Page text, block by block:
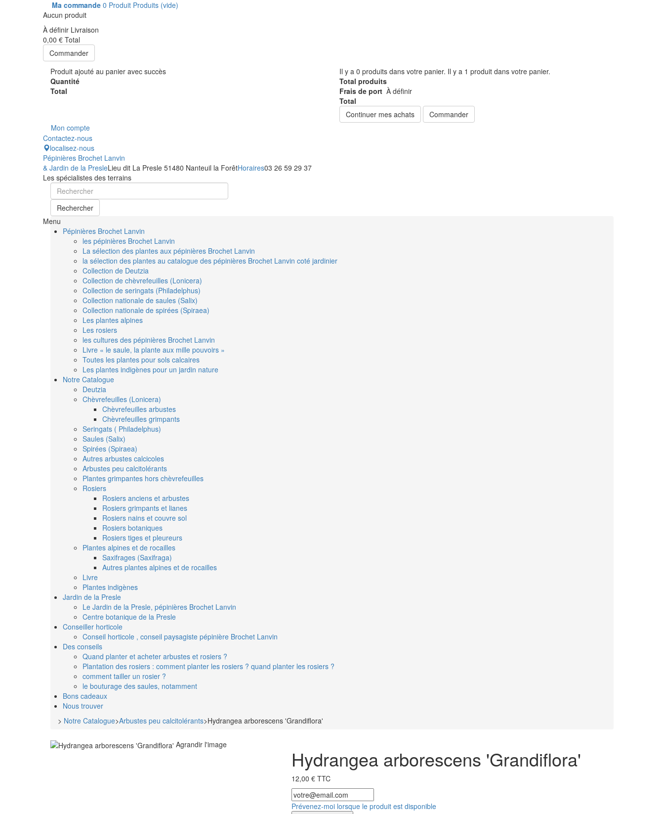
Ma commande 0 Produit Produits (vide)
Aucun produit
À définir Livraison
0,00 € Total
Commander
Produit ajouté au panier avec succès
Quantité
Total
Il y a 0 produits dans votre panier. Il y a 1 produit dans votre panier.
Total produits
Frais de port À définir
Total
Continuer mes achats
Commander
Mon compte
Contactez-nous
localisez-nous
Pépinières Brochet Lanvin
& Jardin de la PresleLieu dit La Presle 51480 Nanteuil la ForêtHoraires03 26 59 29 37
Les spécialistes des terrains
Rechercher
Menu
Pépinières Brochet Lanvin
les pépinières Brochet Lanvin
La sélection des plantes aux pépinières Brochet Lanvin
la sélection des plantes au catalogue des pépinières Brochet Lanvin coté jardinier
Collection de Deutzia
Collection de chèvrefeuilles (Lonicera)
Collection de seringats (Philadelphus)
Collection nationale de saules (Salix)
Collection nationale de spirées (Spiraea)
Les plantes alpines
Les rosiers
les cultures des pépinières Brochet Lanvin
Livre « le saule, la plante aux mille pouvoirs »
Toutes les plantes pour sols calcaires
Les plantes indigènes pour un jardin nature
Notre Catalogue
Deutzia
Chèvrefeuilles (Lonicera)
Chèvrefeuilles arbustes
Chèvrefeuilles grimpants
Seringats ( Philadelphus)
Saules (Salix)
Spirées (Spiraea)
Autres arbustes calcicoles
Arbustes peu calcitolérants
Plantes grimpantes hors chèvrefeuilles
Rosiers
Rosiers anciens et arbustes
Rosiers grimpants et lianes
Rosiers nains et couvre sol
Rosiers botaniques
Rosiers tiges et pleureurs
Plantes alpines et de rocailles
Saxifrages (Saxifraga)
Autres plantes alpines et de rocailles
Livre
Plantes indigènes
Jardin de la Presle
Le Jardin de la Presle, pépinières Brochet Lanvin
Centre botanique de la Presle
Conseiller horticole
Conseil horticole , conseil paysagiste pépinière Brochet Lanvin
Des conseils
Quand planter et acheter arbustes et rosiers ?
Plantation des rosiers : comment planter les rosiers ? quand planter les rosiers ?
comment tailler un rosier ?
le bouturage des saules, notamment
Bons cadeaux
Nous trouver
> Notre Catalogue>Arbustes peu calcitolérants>Hydrangea arborescens 'Grandiflora'
Agrandir l'image
Hydrangea arborescens 'Grandiflora'
12,00 € TTC
Prévenez-moi lorsque le produit est disponible